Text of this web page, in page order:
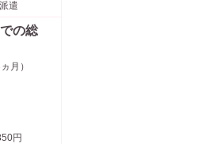
遣
の総
月）
円